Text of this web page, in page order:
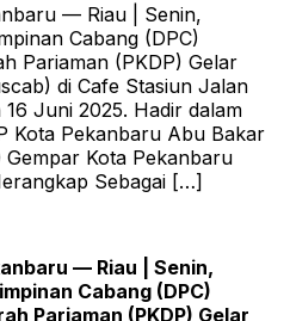
— Riau | Senin,
Cabang (DPC)
Pariaman (PKDP) Gelar
di Cafe Stasiun Jalan
Juni 2025. Hadir dalam
Kota Pekanbaru Abu Bakar
Gempar Kota Pekanbaru
Sebagai […]
— Riau | Senin,
Cabang (DPC)
Pariaman (PKDP) Gelar